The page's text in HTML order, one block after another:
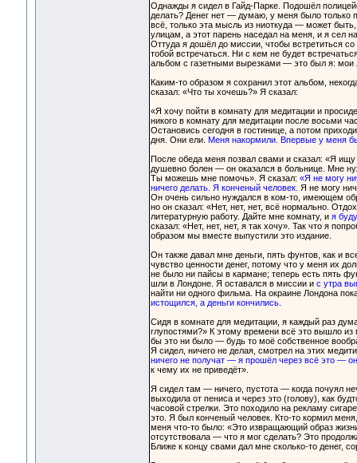
Однажды я сидел в Гайд-Парке. Подошёл
делать? Денег нет — думаю, у меня было только
всё, только эта мысль из ниоткуда — может
улицам, а этот парень наседал на меня, и я сел
Оттуда я дошёл до миссии, чтобы встретиться
тобой встречаться. Ни с кем не будет
альбом с газетными вырезками — это был я:
Каким-то образом я сохранил этот альбом,
сказал: «Что ты хочешь?» Я сказал:
«Я хочу пойти в комнату для медитации и
никого в комнату для медитации после восьми
Остановись сегодня в гостинице, а потом
дня. Они ели. Меня накормили. Впервые у меня
После обеда меня позвал свами и сказал: «Я
душевно болен — он оказался в больнице. Мне
Ты можешь мне помочь». Я сказал: «Я не могу
ничего делать. Я конченый человек. Я не могу
Он очень сильно нуждался в ком-то, имеющем
но он сказал: «Нет, нет, нет, всё нормально.
литературную работу. Дайте мне комнату, и я
сказал: «Нет, нет, нет, я так хочу». Так что я
образом мы вместе выпустили это издание.
Он также давал мне деньги, пять фунтов, как и
чувство ценности денег, потому что у меня их
не было ни пайсы в кармане; теперь есть пять
шли в Лондоне. Я оставался в миссии и с утра
найти ни одного фильма. На окраине Лондона
истощился, а деньги кончились.
Сидя в комнате для медитации, я каждый раз
глупостями?» К этому времени всё это вышло
бы это ни было — будь то моё собственное
Я сидел, ничего не делая, смотрел на этих
ничего не получат — я прошёл через всё это —
к чему их не приведёт».
Я сидел там — ничего, пустота — когда почуял
выходила от пениса и через это (голову), как
часовой стрелки. Это походило на рекламу
это. Я был конченый человек. Кто-то кормил
меня что-то было: «Это извращающий образ
отсутствовала — что я мог сделать? Это
Ближе к концу свами дал мне сколько-то денег,